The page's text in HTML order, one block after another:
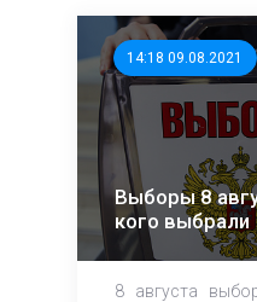
14:18 09.08.2021
Выборы 8
кого выбрали
8 августа